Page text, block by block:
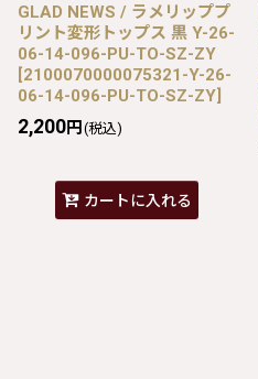
GLAD NEWS / ラメリッププ
リント変形トップス 黒 Y-26-
06-14-096-PU-TO-SZ-ZY
[2100070000075321-Y-26-
06-14-096-PU-TO-SZ-ZY]
2,200円 (税込)
カートに入れる